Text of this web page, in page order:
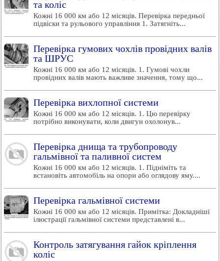
та коліс
Кожні 16 000 км або 12 місяців. Перевірка передньої
підвіски та рульового управління 1. Затягніть...
Перевірка гумових чохлів провідних валів
та ШРУС
Кожні 16 000 км або 12 місяців. 1. Гумові чохли
провідних валів мають важливе значення, тому що...
Перевірка вихлопної системи
Кожні 16 000 км або 12 місяців. 1. Цю перевірку
потрібно виконувати, коли двигун охолонув...
Перевірка днища та трубопроводу
гальмівної та паливної систем
Кожні 16 000 км або 12 місяців. 1. Підніміть та
встановіть автомобіль на опори або оглядову яму....
Перевірка гальмівної системи
Кожні 16 000 км або 12 місяців. Примітка: Докладніші
ілюстрації гальмівної системи представлені в...
Контроль затягування гайок кріплення
коліс